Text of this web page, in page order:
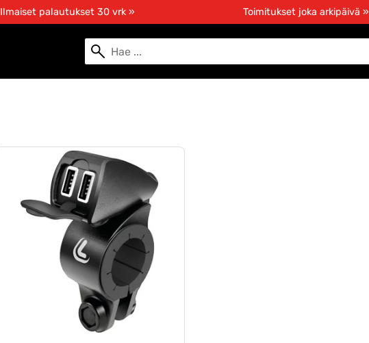
Ilmaiset palautukset 30 vrk » Toimitukset joka arkipäivä »